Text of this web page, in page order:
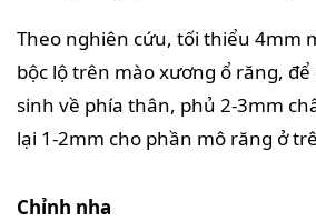
Theo nghiên cứu, tối thiểu 4mm
bộc lộ trên mào xương ổ răng,
sinh về phía thân, phủ 2-3mm
lại 1-2mm cho phần mô răng ở
Chỉnh nha